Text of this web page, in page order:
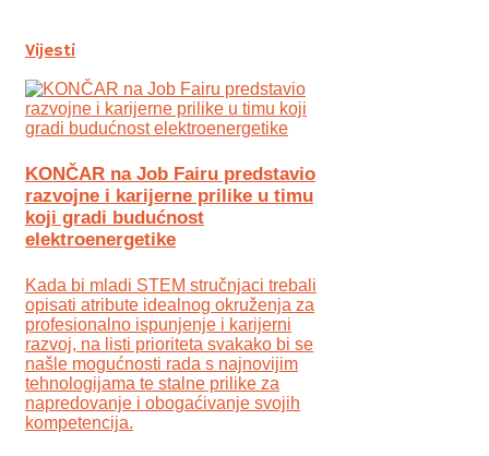
Vijesti
KONČAR na Job Fairu predstavio
razvojne i karijerne prilike u timu
koji gradi budućnost
elektroenergetike
Kada bi mladi STEM stručnjaci trebali
opisati atribute idealnog okruženja za
profesionalno ispunjenje i karijerni
razvoj, na listi prioriteta svakako bi se
našle mogućnosti rada s najnovijim
tehnologijama te stalne prilike za
napredovanje i obogaćivanje svojih
kompetencija.